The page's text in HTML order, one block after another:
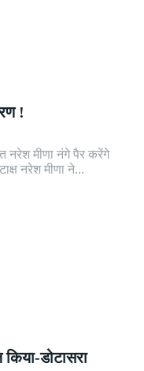
!
नरेश मीणा नंगे पैर करेंगे
नरेश मीणा ने...
डोटासरा